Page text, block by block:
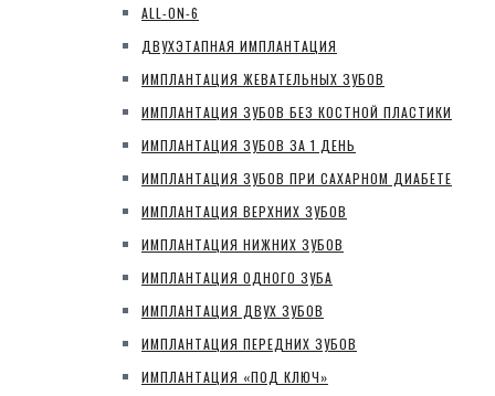
ALL-ON-6
ДВУХЭТАПНАЯ ИМПЛАНТАЦИЯ
ИМПЛАНТАЦИЯ ЖЕВАТЕЛЬНЫХ ЗУБОВ
ИМПЛАНТАЦИЯ ЗУБОВ БЕЗ КОСТНОЙ ПЛАСТИКИ
ИМПЛАНТАЦИЯ ЗУБОВ ЗА 1 ДЕНЬ
ИМПЛАНТАЦИЯ ЗУБОВ ПРИ САХАРНОМ ДИАБЕТЕ
ИМПЛАНТАЦИЯ ВЕРХНИХ ЗУБОВ
ИМПЛАНТАЦИЯ НИЖНИХ ЗУБОВ
ИМПЛАНТАЦИЯ ОДНОГО ЗУБА
ИМПЛАНТАЦИЯ ДВУХ ЗУБОВ
ИМПЛАНТАЦИЯ ПЕРЕДНИХ ЗУБОВ
ИМПЛАНТАЦИЯ «ПОД КЛЮЧ»